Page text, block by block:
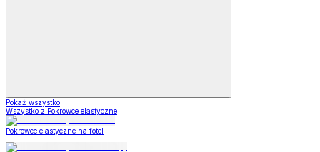
Pokaż wszystko
Wszystko z Pokrowce elastyczne
Pokrowce elastyczne na fotel